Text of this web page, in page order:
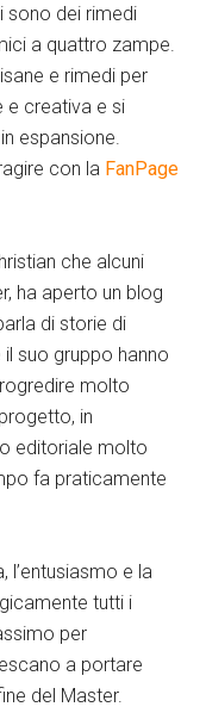
sono dei rimedi
a quattro zampe.
e rimedi per
e creativa e si
espansione.
con la FanPage
che alcuni
ha aperto un blog
di storie di
suo gruppo hanno
molto
in
editoriale molto
fa praticamente
l’entusiasmo e la
tutti i
per
a portare
del Master.